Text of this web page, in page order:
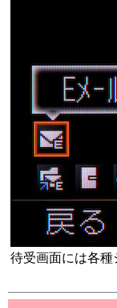
待受画面には各種